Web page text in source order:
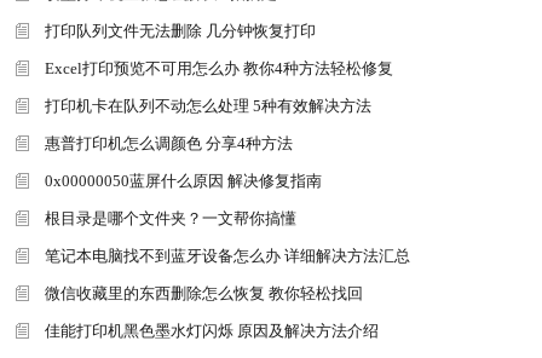
打印队列文件无法删除 几分钟恢复打印
Excel打印预览不可用怎么办 教你4种方法轻松修复
打印机卡在队列不动怎么处理 5种有效解决方法
惠普打印机怎么调颜色 分享4种方法
0x00000050蓝屏什么原因 解决修复指南
根目录是哪个文件夹？一文帮你搞懂
笔记本电脑找不到蓝牙设备怎么办 详细解决方法汇总
微信收藏里的东西删除怎么恢复 教你轻松找回
佳能打印机黑色墨水灯闪烁 原因及解决方法介绍